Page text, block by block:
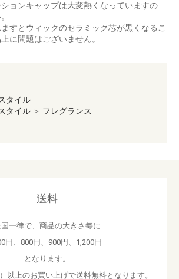
ションキャップは大変熱くなっていますの
すとウィックのセラミック芯が黒くなるこ
に問題はございません。
タイル
タイル ＞ フレグランス
送料
一律で、商品の大きさ毎に
円、800円、900円、1,200円
となります。
以上のお買い上げで送料無料となります。